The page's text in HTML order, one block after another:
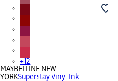
+12
MAYBELLINE NEW
YORKSuperstay Vinyl Ink